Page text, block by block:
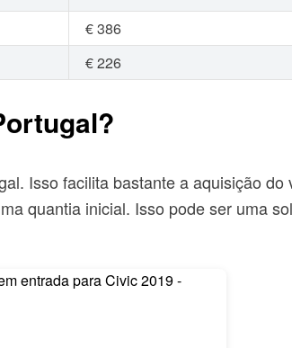
€ 386
€ 226
Isso facilita bastante a aquisição
quantia inicial. Isso pode ser uma